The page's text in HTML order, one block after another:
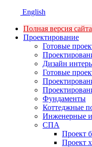
English
Полная версия сайта
Проектирование
Готовые
Дизайн
Готовые
Фундаменты
Коттеджные
Инженерные
СПА
Проект
Проект